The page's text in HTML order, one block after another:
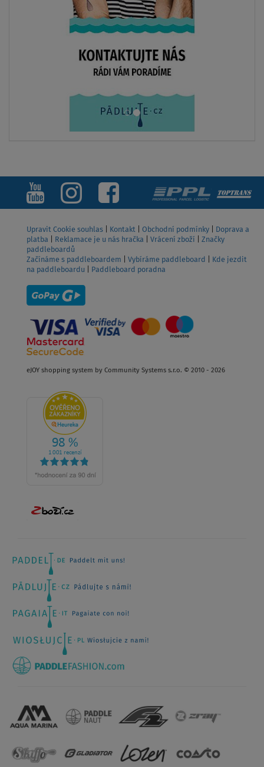
Upravit Cookie souhlas Kontakt Obchodní podmínky
Doprava a
platba
Reklamace je u nás hračka Vrácení zboží
Značky
paddleboardů
Začínáme s paddleboardem
Vybíráme paddleboard
Kde jezdit
na paddleboardu
Paddleboard poradna
eJOY shopping system by Community Systems s.r.o. © 2010 - 2026